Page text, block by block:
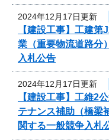
2024年12月17日更新
【建設工事】工建
業（重要物流道路分
入札公告
2024年12月17日更新
【建設工事】工維
テナンス補助（橋梁
関する一般競争入札